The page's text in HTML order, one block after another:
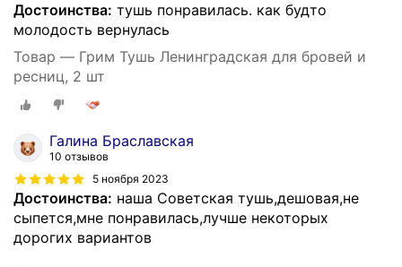
Достоинства: тушь понравилась. как будто
молодость вернулась
Товар — Грим Тушь Ленинградская для бровей и
ресниц, 2 шт
Галина Браславская
10 отзывов
5 ноября 2023
Достоинства: наша Советская тушь,дешовая,не
сыпется,мне понравилась,лучше некоторых
дорогих вариантов